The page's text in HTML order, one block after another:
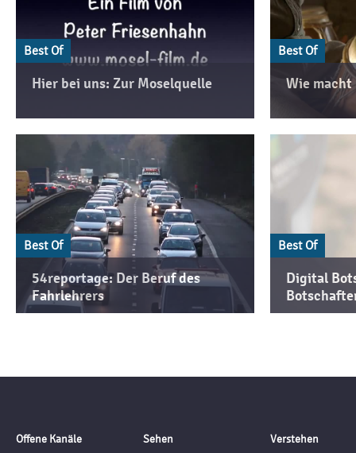
Best Of
Hier bei uns: Zur Moselquelle
Best Of
Wie macht
Best Of
54reportage: Der Beruf des
Fahrlehrers
Best Of
Digital
Offene Kanäle
Sehen
Verstehen